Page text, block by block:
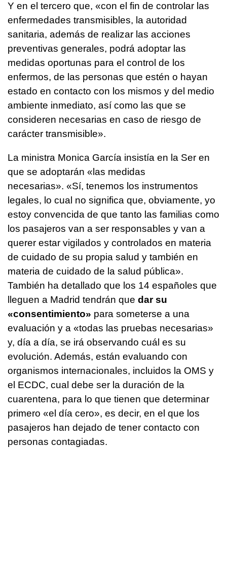
Y en el tercero que, «con el fin de controlar las
enfermedades transmisibles, la autoridad
sanitaria, además de realizar las acciones
preventivas generales, podrá adoptar las
medidas oportunas para el control de los
enfermos, de las personas que estén o hayan
estado en contacto con los mismos y del medio
ambiente inmediato, así como las que se
consideren necesarias en caso de riesgo de
carácter transmisible».
La ministra Monica García insistía en la Ser en
que se adoptarán «las medidas
necesarias». «Sí, tenemos los instrumentos
legales, lo cual no significa que, obviamente, yo
estoy convencida de que tanto las familias como
los pasajeros van a ser responsables y van a
querer estar vigilados y controlados en materia
de cuidado de su propia salud y también en
materia de cuidado de la salud pública».
También ha detallado que los 14 españoles que
lleguen a Madrid tendrán que dar su
«consentimiento» para someterse a una
evaluación y a «todas las pruebas necesarias»
y, día a día, se irá observando cuál es su
evolución. Además, están evaluando con
organismos internacionales, incluidos la OMS y
el ECDC, cual debe ser la duración de la
cuarentena, para lo que tienen que determinar
primero «el día cero», es decir, en el que los
pasajeros han dejado de tener contacto con
personas contagiadas.